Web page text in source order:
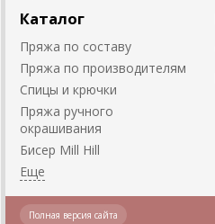
Каталог
Пряжа по составу
Пряжа по производителям
Спицы и крючки
Пряжа ручного
окрашивания
Биcер Mill Hill
Полная версия сайта